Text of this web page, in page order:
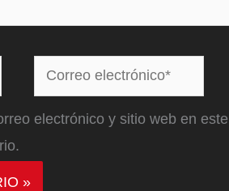
Correo
electrónico*
electrónico y sitio web en